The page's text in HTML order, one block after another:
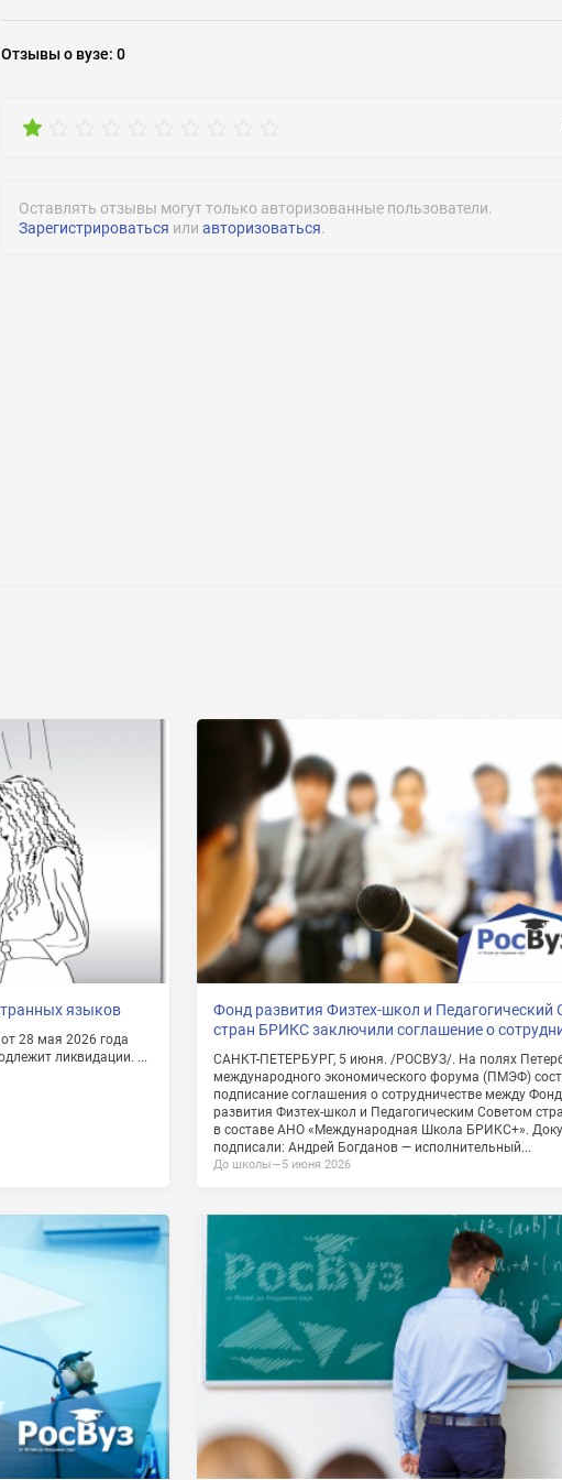
Есть
Отзывыо вузе: 0
Оставлять отзывы могут только авторизованные пользователи.
Зарегистрироваться или авторизоваться.
Задать вопрос
ОТПРАВИТЬ
Нажимая на кнопку «Отправить» я даю согласие
на обработку моих персональных данных